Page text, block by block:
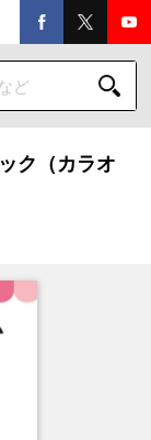
ク（カラオ